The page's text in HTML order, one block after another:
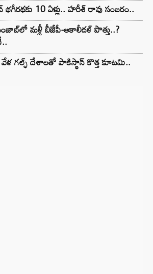
10 ఏళ్లు.. హరీశ్ రావు సంబరం..
మళ్లీ బీజేపీ-అకాలీదళ్ పొత్తు..?
వేళ గల్ఫ్ దేశాలతో పాకిస్థాన్ కొత్త కూటమి..